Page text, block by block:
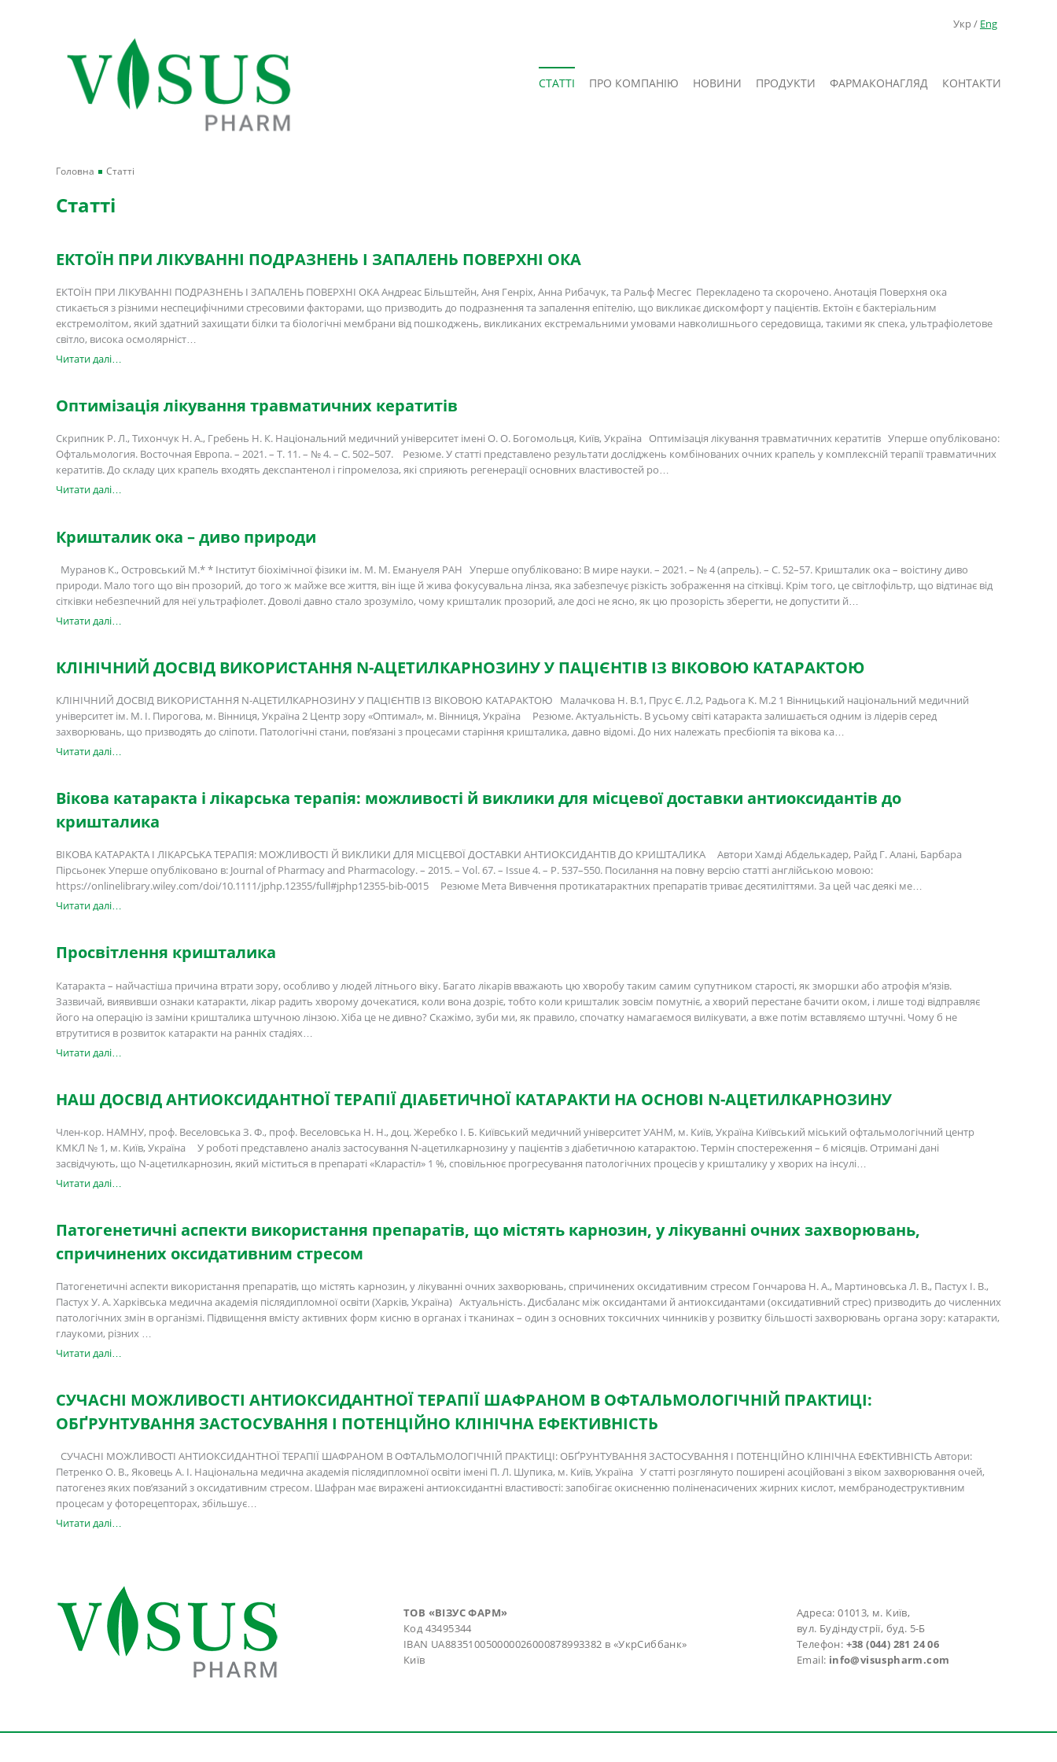
Укр / Eng
СТАТТІ ПРО КОМПАНІЮ НОВИНИ ПРОДУКТИ ФАРМАКОНАГЛЯД КОНТАКТИ
Головна Статті
Статті
ЕКТОЇН ПРИ ЛІКУВАННІ ПОДРАЗНЕНЬ І ЗАПАЛЕНЬ ПОВЕРХНІ ОКА
ЕКТОЇН ПРИ ЛІКУВАННІ ПОДРАЗНЕНЬ І ЗАПАЛЕНЬ ПОВЕРХНІ ОКА Андреас Більштейн, Аня Генріх, Анна Рибачук, та Ральф Месгес Перекладено та скорочено. Анотація Поверхня ока
стикається з різними неспецифічними стресовими факторами, що призводить до подразнення та запалення епітелію, що викликає дискомфорт у пацієнтів. Ектоїн є бактеріальним
екстремолітом, який здатний захищати білки та біологічні мембрани від пошкоджень, викликаних екстремальними умовами навколишнього середовища, такими як спека, ультрафіолетове
світло, висока осмолярніст…
Читати далі…
Оптимізація лікування травматичних кератитів
Скрипник Р. Л., Тихончук Н. А., Гребень Н. К. Національний медичний університет імені О. О. Богомольця, Київ, Україна Оптимізація лікування травматичних кератитів Уперше опубліковано:
Офтальмология. Восточная Европа. – 2021. – Т. 11. – № 4. – С. 502–507. Резюме. У статті представлено результати досліджень комбінованих очних крапель у комплексній терапії травматичних
кератитів. До складу цих крапель входять декспантенол і гіпромелоза, які сприяють регенерації основних властивостей ро…
Читати далі…
Кришталик ока – диво природи
Муранов К., Островський М.* * Інститут біохімічної фізики ім. М. М. Емануеля РАН Уперше опубліковано: В мире науки. – 2021. – № 4 (апрель). – С. 52–57. Кришталик ока – воістину диво
природи. Мало того що він прозорий, до того ж майже все життя, він іще й жива фокусувальна лінза, яка забезпечує різкість зображення на сітківці. Крім того, це світлофільтр, що відтинає від
сітківки небезпечний для неї ультрафіолет. Доволі давно стало зрозуміло, чому кришталик прозорий, але досі не ясно, як цю прозорість зберегти, не допустити й…
Читати далі…
КЛІНІЧНИЙ ДОСВІД ВИКОРИСТАННЯ N-АЦЕТИЛКАРНОЗИНУ У ПАЦІЄНТІВ ІЗ ВІКОВОЮ КАТАРАКТОЮ
КЛІНІЧНИЙ ДОСВІД ВИКОРИСТАННЯ N-АЦЕТИЛКАРНОЗИНУ У ПАЦІЄНТІВ ІЗ ВІКОВОЮ КАТАРАКТОЮ Малачкова Н. В.1, Прус Є. Л.2, Радьога К. М.2 1 Вінницький національний медичний
університет ім. М. І. Пирогова, м. Вінниця, Україна 2 Центр зору «Оптимал», м. Вінниця, Україна Резюме. Актуальність. В усьому світі катаракта залишається одним із лідерів серед
захворювань, що призводять до сліпоти. Патологічні стани, пов’язані з процесами старіння кришталика, давно відомі. До них належать пресбіопія та вікова ка…
Читати далі…
Вікова катаракта і лікарська терапія: можливості й виклики для місцевої доставки антиоксидантів до
кришталика
ВІКОВА КАТАРАКТА І ЛІКАРСЬКА ТЕРАПІЯ: МОЖЛИВОСТІ Й ВИКЛИКИ ДЛЯ МІСЦЕВОЇ ДОСТАВКИ АНТИОКСИДАНТІВ ДО КРИШТАЛИКА Автори Хамді Абделькадер, Райд Г. Алані, Барбара
Пірсьонек Уперше опубліковано в: Journal of Pharmacy and Pharmacology. – 2015. – Vol. 67. – Issue 4. – P. 537–550. Посилання на повну версію статті англійською мовою:
https://onlinelibrary.wiley.com/doi/10.1111/jphp.12355/full#jphp12355-bib-0015 Резюме Мета Вивчення протикатарактних препаратів триває десятиліттями. За цей час деякі ме…
Читати далі…
Просвітлення кришталика
Катаракта – найчастіша причина втрати зору, особливо у людей літнього віку. Багато лікарів вважають цю хворобу таким самим супутником старості, як зморшки або атрофія м’язів.
Зазвичай, виявивши ознаки катаракти, лікар радить хворому дочекатися, коли вона дозріє, тобто коли кришталик зовсім помутніє, а хворий перестане бачити оком, і лише тоді відправляє
його на операцію із заміни кришталика штучною лінзою. Хіба це не дивно? Скажімо, зуби ми, як правило, спочатку намагаємося вилікувати, а вже потім вставляємо штучні. Чому б не
втрутитися в розвиток катаракти на ранніх стадіях…
Читати далі…
НАШ ДОСВІД АНТИОКСИДАНТНОЇ ТЕРАПІЇ ДІАБЕТИЧНОЇ КАТАРАКТИ НА ОСНОВІ N-АЦЕТИЛКАРНОЗИНУ
Член-кор. НАМНУ, проф. Веселовська З. Ф., проф. Веселовська Н. Н., доц. Жеребко І. Б. Київський медичний університет УАНМ, м. Київ, Україна Київський міський офтальмологічний центр
КМКЛ № 1, м. Київ, Україна У роботі представлено аналіз застосування N-ацетилкарнозину у пацієнтів з діабетичною катарактою. Термін спостереження – 6 місяців. Отримані дані
засвідчують, що N-ацетилкарнозин, який міститься в препараті «Кларастіл» 1 %, сповільнює прогресування патологічних процесів у кришталику у хворих на інсулі…
Читати далі…
Патогенетичні аспекти використання препаратів, що містять карнозин, у лікуванні очних захворювань,
спричинених оксидативним стресом
Патогенетичні аспекти використання препаратів, що містять карнозин, у лікуванні очних захворювань, спричинених оксидативним стресом Гончарова Н. А., Мартиновська Л. В., Пастух І. В.,
Пастух У. А. Харківська медична академія післядипломної освіти (Харків, Україна) Актуальність. Дисбаланс між оксидантами й антиоксидантами (оксидативний стрес) призводить до численних
патологічних змін в організмі. Підвищення вмісту активних форм кисню в органах і тканинах – один з основних токсичних чинників у розвитку більшості захворювань органа зору: катаракти,
глаукоми, різних …
Читати далі…
СУЧАСНІ МОЖЛИВОСТІ АНТИОКСИДАНТНОЇ ТЕРАПІЇ ШАФРАНОМ В ОФТАЛЬМОЛОГІЧНІЙ ПРАКТИЦІ:
ОБҐРУНТУВАННЯ ЗАСТОСУВАННЯ І ПОТЕНЦІЙНО КЛІНІЧНА ЕФЕКТИВНІСТЬ
СУЧАСНІ МОЖЛИВОСТІ АНТИОКСИДАНТНОЇ ТЕРАПІЇ ШАФРАНОМ В ОФТАЛЬМОЛОГІЧНІЙ ПРАКТИЦІ: ОБҐРУНТУВАННЯ ЗАСТОСУВАННЯ І ПОТЕНЦІЙНО КЛІНІЧНА ЕФЕКТИВНІСТЬ Автори:
Петренко О. В., Яковець А. І. Національна медична академія післядипломної освіти імені П. Л. Шупика, м. Київ, Україна У статті розглянуто поширені асоційовані з віком захворювання очей,
патогенез яких пов’язаний з оксидативним стресом. Шафран має виражені антиоксидантні властивості: запобігає окисненню поліненасичених жирних кислот, мембранодеструктивним
процесам у фоторецепторах, збільшує…
Читати далі…
ТОВ «ВІЗУС ФАРМ»
Код 43495344
IBAN UA883510050000026000878993382 в «УкрСиббанк»
Київ
Адреса: 01013, м. Київ,
вул. Будіндустрії, буд. 5-Б
Телефон: +38 (044) 281 24 06
Email: info@visuspharm.com